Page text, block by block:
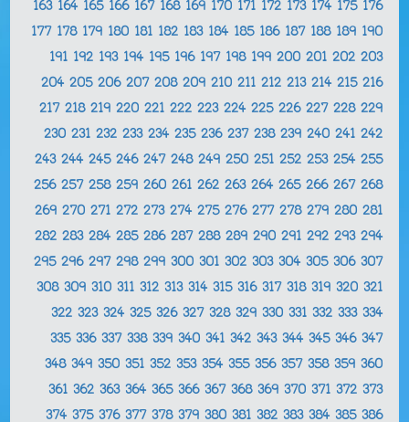
163 164 165 166 167 168 169 170 171 172 173 174 175 176
177 178 179 180 181 182 183 184 185 186 187 188 189 190
191 192 193 194 195 196 197 198 199 200 201 202 203
204 205 206 207 208 209 210 211 212 213 214 215 216
217 218 219 220 221 222 223 224 225 226 227 228 229
230 231 232 233 234 235 236 237 238 239 240 241 242
243 244 245 246 247 248 249 250 251 252 253 254 255
256 257 258 259 260 261 262 263 264 265 266 267 268
269 270 271 272 273 274 275 276 277 278 279 280 281
282 283 284 285 286 287 288 289 290 291 292 293 294
295 296 297 298 299 300 301 302 303 304 305 306 307
308 309 310 311 312 313 314 315 316 317 318 319 320 321
322 323 324 325 326 327 328 329 330 331 332 333 334
335 336 337 338 339 340 341 342 343 344 345 346 347
348 349 350 351 352 353 354 355 356 357 358 359 360
361 362 363 364 365 366 367 368 369 370 371 372 373
374 375 376 377 378 379 380 381 382 383 384 385 386